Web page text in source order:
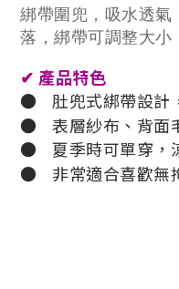
綁帶圍兜，吸水透
落，綁帶可調整大小
✔ 產品特色
●
肚兜式綁帶設計
●
表層紗布、背面
●
夏季時可單穿，
●
非常適合喜歡無